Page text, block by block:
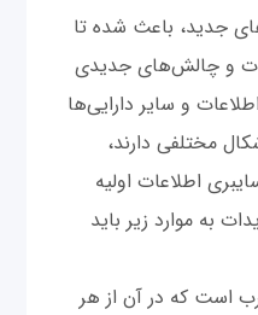
جدید، باعث شده تا
و چالش‌های جدیدی
و سایر دارایی‌ها
مختلفی دارند،
اطلاعات اولیه
به موارد زیر باید
است که در آن از هر